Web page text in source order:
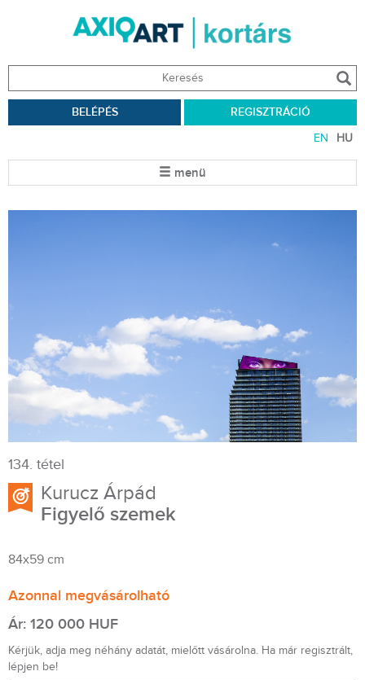
BELÉPÉS REGISZTRÁCIÓ
EN HU
menü
134. tétel
Kurucz Árpád
Figyelő szemek
84x59 cm
Azonnal megvásárolható
Ár: 120 000 HUF
Kérjük, adja meg néhány adatát, mielőtt vásárolna. Ha már regisztrált,
lépjen be!